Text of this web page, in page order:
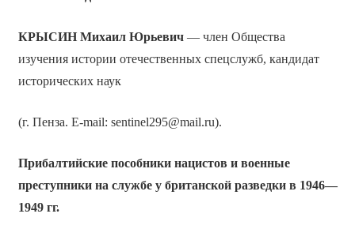
КРЫСИН Михаил Юрьевич— член Общества
изучения истории отечественных спецслужб, кандидат
исторических наук
(г. Пенза. E-mail: sentinel295@mail.ru).
Прибалтийские пособники нацистов и военные
преступники на службе у британской разведки в 1946—
1949 гг.